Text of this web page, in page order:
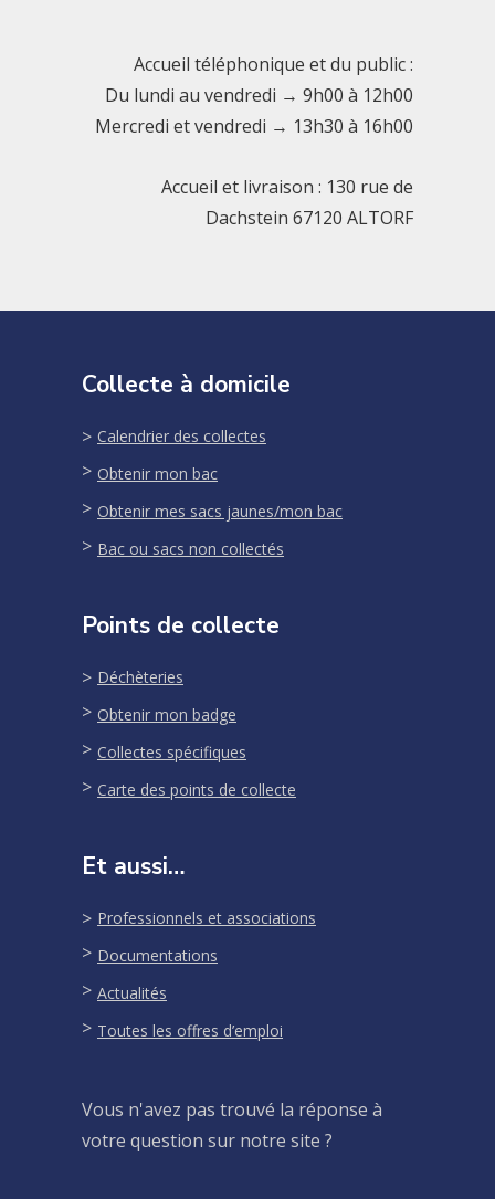
Accueil téléphonique et du public :
Du lundi au vendredi → 9h00 à 12h00
Mercredi et vendredi → 13h30 à 16h00
Accueil et livraison : 130 rue de
Dachstein 67120 ALTORF
Collecte à domicile
Calendrier des collectes
Obtenir mon bac
Obtenir mes sacs jaunes/mon bac
Bac ou sacs non collectés
Points de collecte
Déchèteries
Obtenir mon badge
Collectes spécifiques
Carte des points de collecte
Et aussi…
Professionnels et associations
Documentations
Actualités
Toutes les offres d’emploi
Vous n'avez pas trouvé la réponse à
votre question sur notre site ?